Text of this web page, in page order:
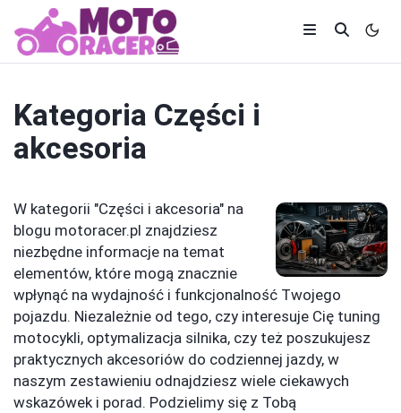
Kategoria Części i
akcesoria
W kategorii "Części i akcesoria" na
blogu motoracer.pl znajdziesz
niezbędne informacje na temat
elementów, które mogą znacznie
wpłynąć na wydajność i funkcjonalność Twojego
pojazdu. Niezależnie od tego, czy interesuje Cię tuning
motocykli, optymalizacja silnika, czy też poszukujesz
praktycznych akcesoriów do codziennej jazdy, w
naszym zestawieniu odnajdziesz wiele ciekawych
wskazówek i porad. Podzielimy się z Tobą